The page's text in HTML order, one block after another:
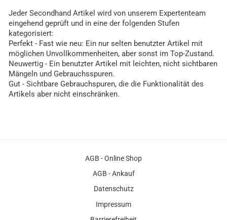
Jeder Secondhand Artikel wird von unserem Expertenteam
eingehend geprüft und in eine der folgenden Stufen
kategorisiert:
Perfekt - Fast wie neu: Ein nur selten benutzter Artikel mit
möglichen Unvollkommenheiten, aber sonst im Top-Zustand.
Neuwertig - Ein benutzter Artikel mit leichten, nicht sichtbaren
Mängeln und Gebrauchsspuren.
Gut - Sichtbare Gebrauchspuren, die die Funktionalität des
Artikels aber nicht einschränken.
AGB - Online Shop
AGB - Ankauf
Datenschutz
Impressum